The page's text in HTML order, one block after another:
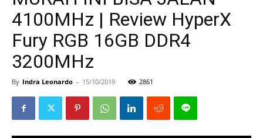
4100MHz | Review HyperX
Fury RGB 16GB DDR4
3200MHz
By Indra Leonardo - 15/10/2019 2861